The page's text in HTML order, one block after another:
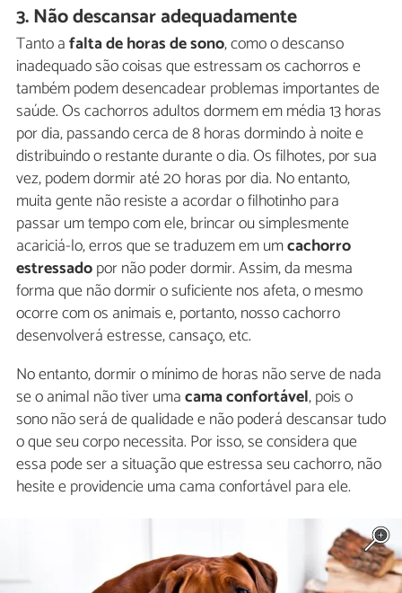
3. Não descansar adequadamente
Tanto afalta de horas de sono, como o descanso
inadequado são coisas que estressam os cachorros e
também podem desencadear problemas importantes de
saúde. Os cachorros adultos dormem em média 13 horas
por dia, passando cerca de 8 horas dormindo à noite e
distribuindo o restante durante o dia. Os filhotes, por sua
vez, podem dormir até 20 horas por dia. No entanto,
muita gente não resiste a acordar o filhotinho para
passar um tempo com ele, brincar ou simplesmente
acariciá-lo, erros que se traduzem em umcachorro
estressadopor não poder dormir. Assim, da mesma
forma que não dormir o suficiente nos afeta, o mesmo
ocorre com os animais e, portanto, nosso cachorro
desenvolverá estresse, cansaço, etc.
No entanto, dormir o mínimo de horas não serve de nada
se o animal não tiver umacama confortável, pois o
sono não será de qualidade e não poderá descansar tudo
o que seu corpo necessita. Por isso, se considera que
essa pode ser a situação que estressa seu cachorro, não
hesite e providencie uma cama confortável para ele.